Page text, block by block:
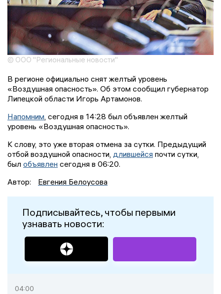
© ООО "Региональные новости"
В регионе официально снят желтый уровень
«Воздушная опасность». Об этом сообщил губернатор
Липецкой области Игорь Артамонов.
Напомним, сегодня в 14:28 был объявлен желтый
уровень «Воздушная опасность».
К слову, это уже вторая отмена за сутки. Предыдущий
отбой воздушной опасности, длившейся почти сутки,
был объявлен сегодня в 06:20.
Автор:
Евгения Белоусова
Подписывайтесь, чтобы первыми
узнавать новости:
04:00